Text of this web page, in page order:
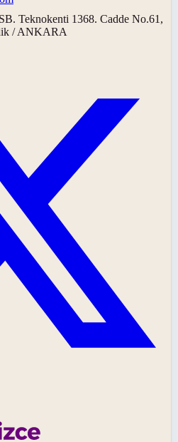
Teknokenti 1368. Cadde No.61,
/ ANKARA